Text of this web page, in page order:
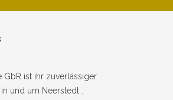
GbR ist ihr zuverlässiger
und um Neerstedt .